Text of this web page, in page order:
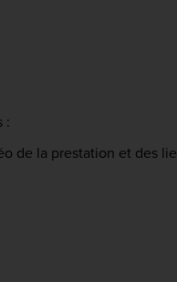
:
de la prestation et des